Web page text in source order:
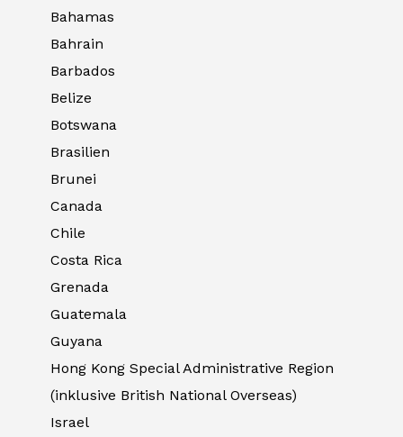
Bahamas
Bahrain
Barbados
Belize
Botswana
Brasilien
Brunei
Canada
Chile
Costa Rica
Grenada
Guatemala
Guyana
Hong Kong Special Administrative Region
(inklusive British National Overseas)
Israel